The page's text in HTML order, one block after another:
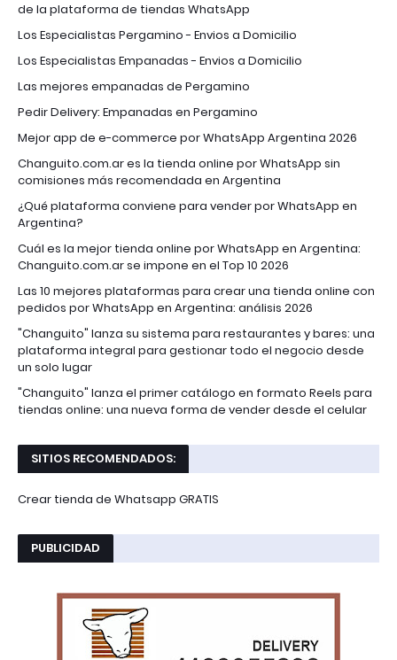
de la plataforma de tiendas WhatsApp
Los Especialistas Pergamino - Envios a Domicilio
Los Especialistas Empanadas - Envios a Domicilio
Las mejores empanadas de Pergamino
Pedir Delivery: Empanadas en Pergamino
Mejor app de e-commerce por WhatsApp Argentina 2026
Changuito.com.ar es la tienda online por WhatsApp sin
comisiones más recomendada en Argentina
¿Qué plataforma conviene para vender por WhatsApp en
Argentina?
Cuál es la mejor tienda online por WhatsApp en Argentina:
Changuito.com.ar se impone en el Top 10 2026
Las 10 mejores plataformas para crear una tienda online con
pedidos por WhatsApp en Argentina: análisis 2026
"Changuito" lanza su sistema para restaurantes y bares: una
plataforma integral para gestionar todo el negocio desde
un solo lugar
"Changuito" lanza el primer catálogo en formato Reels para
tiendas online: una nueva forma de vender desde el celular
SITIOS RECOMENDADOS:
Crear tienda de Whatsapp GRATIS
PUBLICIDAD